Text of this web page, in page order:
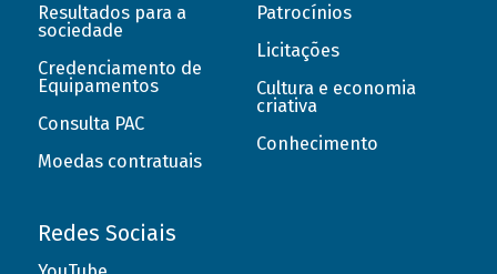
Resultados para a
sociedade
Credenciamento de
Equipamentos
Consulta PAC
Moedas contratuais
Patrocínios
Licitações
Cultura e economia
criativa
Conhecimento
Redes Sociais